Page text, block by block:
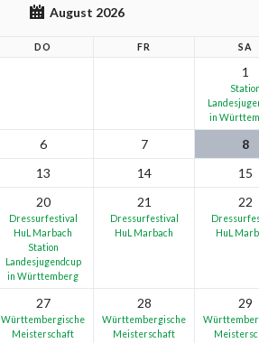
August 2026
DO FR SA
1
in
6 7
8
13 14
15
20
Dressurfestival
HuL Marbach
Station
Landesjugendcup
in Württemberg
21
Dressurfestival
HuL Marbach
22
HuL
27
Württembergische
Meisterschaft
28
Württembergische
Meisterschaft
29